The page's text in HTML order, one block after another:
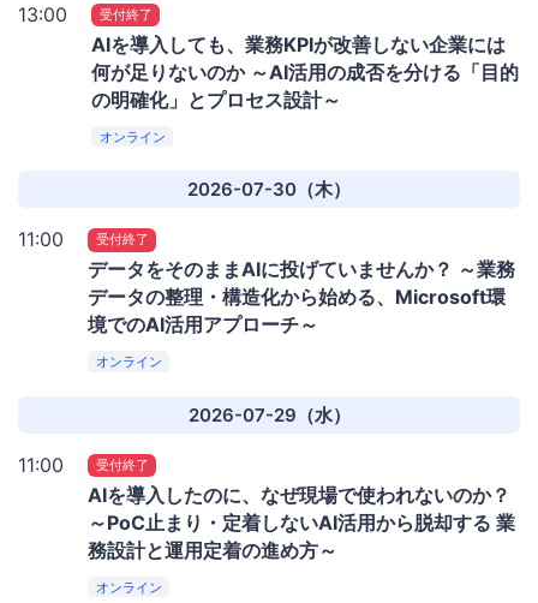
13:00 受付終了
AIを導入しても、業務KPIが改善しない企業には
何が足りないのか ～AI活用の成否を分ける「目的
の明確化」とプロセス設計～
オンライン
2026-07-30（木）
11:00 受付終了
データをそのままAIに投げていませんか？ ～業務
データの整理・構造化から始める、Microsoft環
境でのAI活用アプローチ～
オンライン
2026-07-29（水）
11:00 受付終了
AIを導入したのに、なぜ現場で使われないのか？
～PoC止まり・定着しないAI活用から脱却する 業
務設計と運用定着の進め方～
オンライン